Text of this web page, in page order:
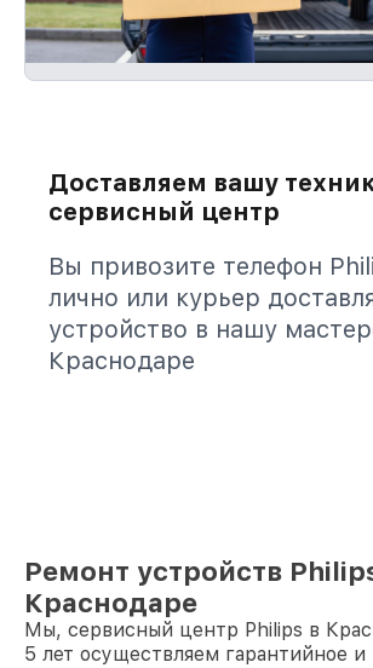
Доставляем вашу
сервисный центр
Вы привозите телефон
лично или курьер
устройство в нашу
Краснодаре
Ремонт устройств
Краснодаре
Мы, сервисный центр Philips в
5 лет осуществляем гарантийное и